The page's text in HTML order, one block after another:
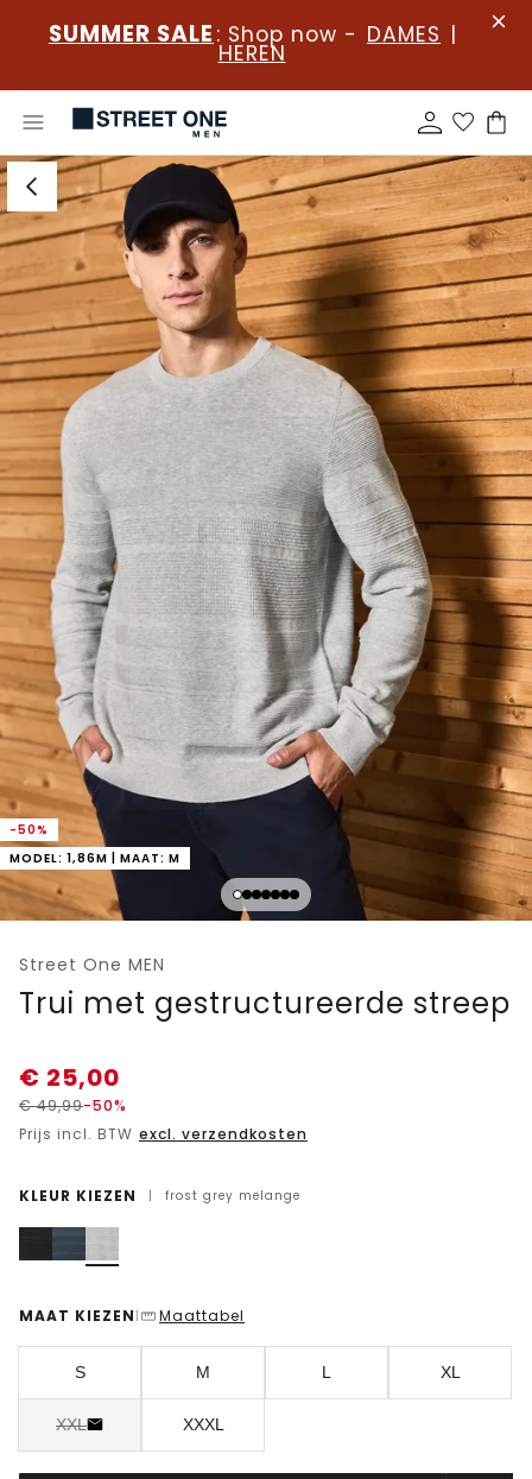
SUMMER SALE : Shop now - DAMES |
HEREN
-50%
MODEL: 1,86M | MAAT: M
Street One MEN
Trui met gestructureerde streep
€ 25,00
€49,99-50%
Prijs incl. BTW excl. verzendkosten
KLEUR KIEZEN | frost grey melange
MAAT KIEZEN | Maattabel
S M L XL
XXL XXXL